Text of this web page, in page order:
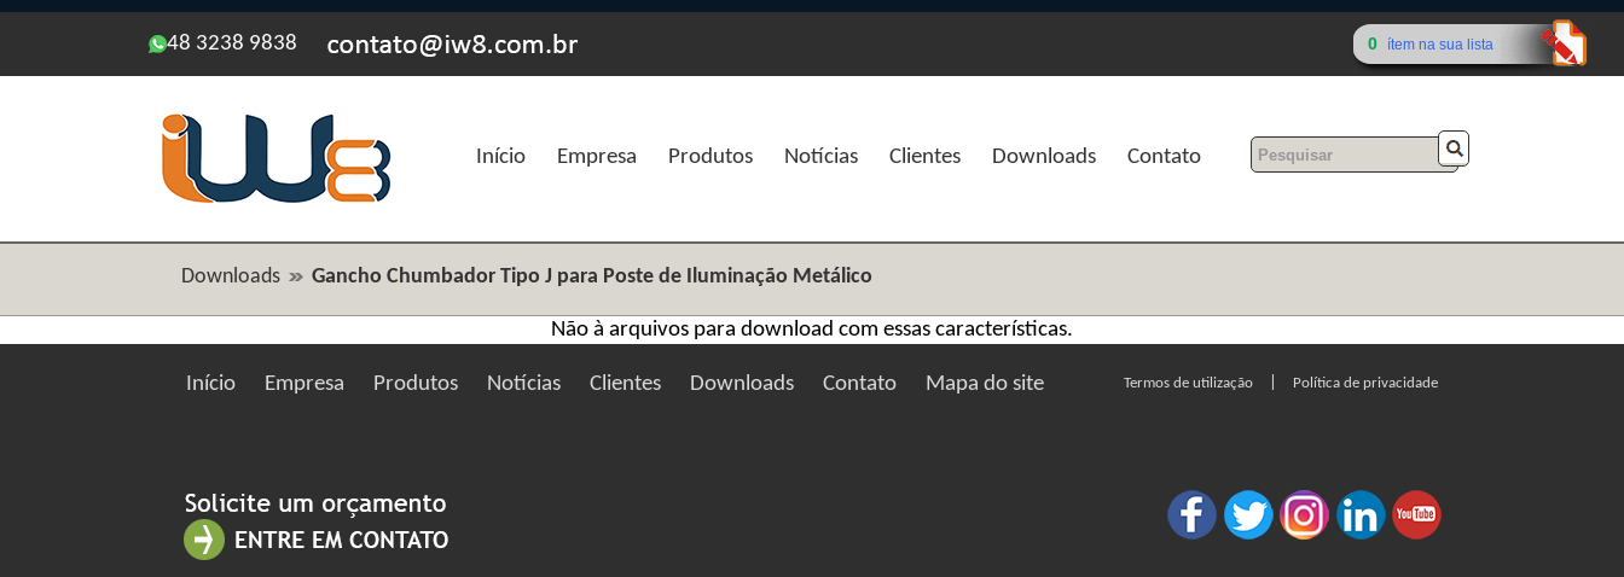
48 3238 9838 0 ítem na sua lista
Início Empresa Produtos Notícias Clientes Downloads Contato
Downloads Gancho Chumbador Tipo J para Poste de Iluminação Metálico
Não à arquivos para download com essas características.
Início Empresa Produtos Notícias Clientes Downloads Contato Mapa do site Termos de utilização Política de privacidade